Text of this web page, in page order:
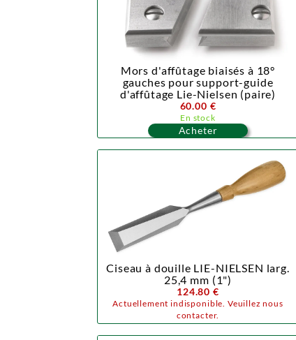
Mors d'affûtage biaisés à 18°
gauches pour support-guide
d'affûtage Lie-Nielsen (paire)
60.00 €
En stock
Acheter
Ciseau à douille LIE-NIELSEN larg.
25,4 mm (1")
124.80 €
Actuellement indisponible. Veuillez nous
contacter.